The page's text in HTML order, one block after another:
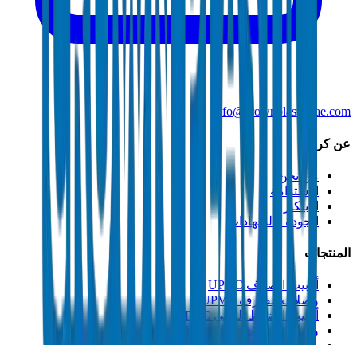
info@crownplasticuae.com
عن كراون
من نحن
الاستدامة
الابتكار
الجودة والشهادات
المنتجات
أنابيب الصرف UPVC
وصلات الصرف UPVC
أنابيب الضغط العالي PVC
وصلات الضغط العالي PVC